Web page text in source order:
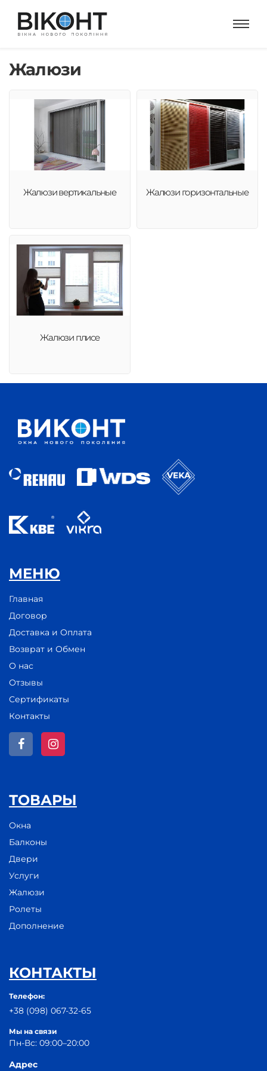
Жалюзи
Жалюзи вертикальные Жалюзи горизонтальные
Жалюзи плисе
МЕНЮ
Главная
Договор
Доставка и Оплата
Возврат и Обмен
О нас
Отзывы
Сертификаты
Контакты
ТОВАРЫ
Окна
Балконы
Двери
Услуги
Жалюзи
Ролеты
Дополнение
КОНТАКТЫ
Телефон:
+38 (098) 067-32-65
Мы на связи
Пн-Вс: 09:00–20:00
Адрес